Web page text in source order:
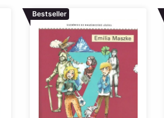
Bestseller